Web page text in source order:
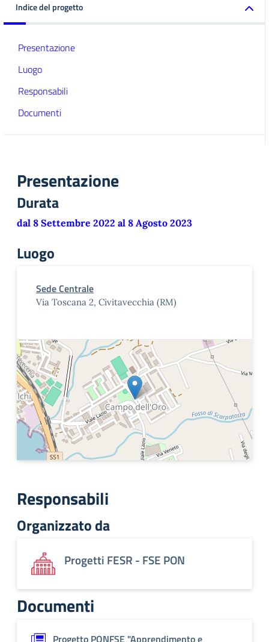
Indice del progetto
Presentazione
Luogo
Responsabili
Documenti
Presentazione
Durata
dal 8 Settembre 2022 al 8 Agosto 2023
Luogo
Sede Centrale
Via Toscana 2, Civitavecchia (RM)
Responsabili
Organizzato da
Progetti FESR - FSE PON
Documenti
Progetto PONFSE "Apprendimento e